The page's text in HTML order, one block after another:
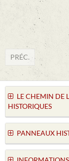
PRÉC.
LE CHEMIN DE
HISTORIQUES
PANNEAUX